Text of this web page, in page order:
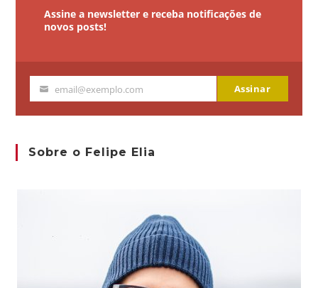
Assine a newsletter e receba notificações de
novos posts!
Seu
email@exemplo.com Assinar
Sobre o Felipe Elia